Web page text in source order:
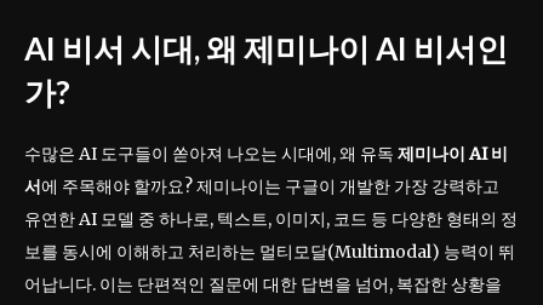
AI 비서 시대, 왜 제미나이 AI 비서인
가?
수많은 AI 도구들이 쏟아져 나오는 시대에, 왜 유독 제미나이 AI 비
서에 주목해야 할까요? 제미나이는 구글이 개발한 가장 강력하고
유연한 AI 모델 중 하나로, 텍스트, 이미지, 코드 등 다양한 형태의 정
보를 동시에 이해하고 처리하는 멀티모달(Multimodal) 능력이 뛰
어납니다. 이는 단편적인 질문에 대한 답변을 넘어, 복잡한 상황을